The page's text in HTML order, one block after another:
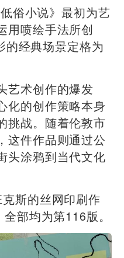
俗小说》最初为艺
用喷绘手法所创
的经典场景定格为
艺术创作的爆发
化的创作策略本身
挑战。随着伦敦市
这件作品则通过公
头涂鸦到当代文化
斯的丝网印刷作
部均为第116版。